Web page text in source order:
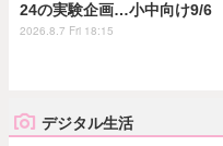
24の実験企画…小中向け9/6
2026.8.7 Fri 18:15
デジタル生活